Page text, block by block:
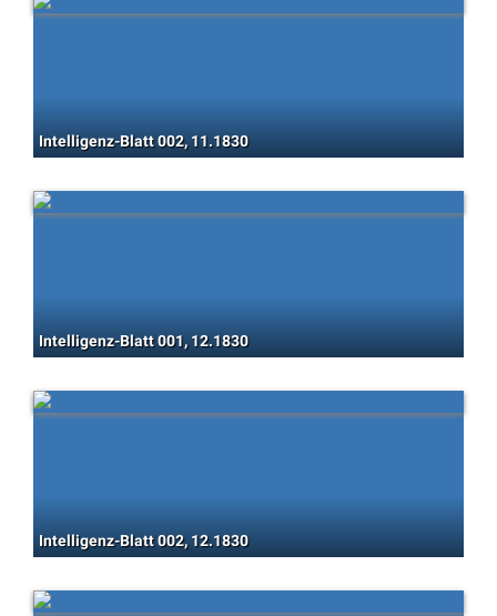
Intelligenz-Blatt 002, 11.1830
Intelligenz-Blatt 001, 12.1830
Intelligenz-Blatt 002, 12.1830